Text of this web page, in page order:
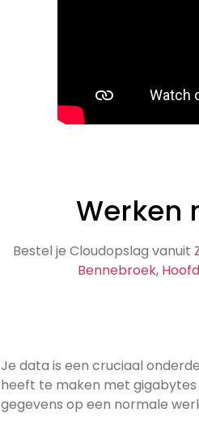
Werken
Bestel je Cloudopslag vanuit
Bennebroek,
Je data is een cruciaal
heeft te maken met gigabytes of meerdere terabytes aan
gegevens op een normale